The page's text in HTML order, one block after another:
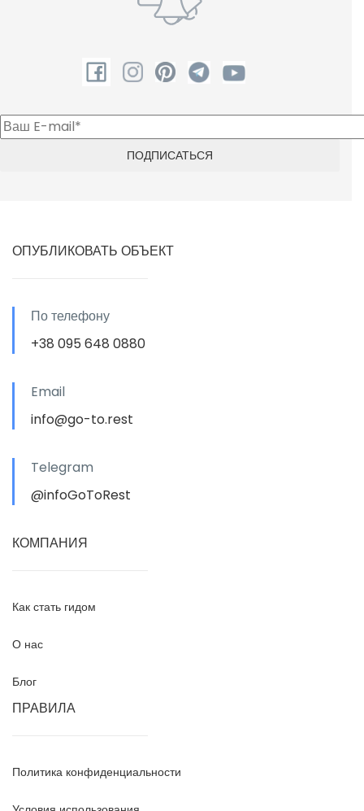
ОПУБЛИКОВАТЬ ОБЪЕКТ
По телефону
+38 095 648 0880
Email
info@go-to.rest
Telegram
@infoGoToRest
КОМПАНИЯ
Как стать гидом
О нас
Блог
ПРАВИЛА
Политика конфиденциальности